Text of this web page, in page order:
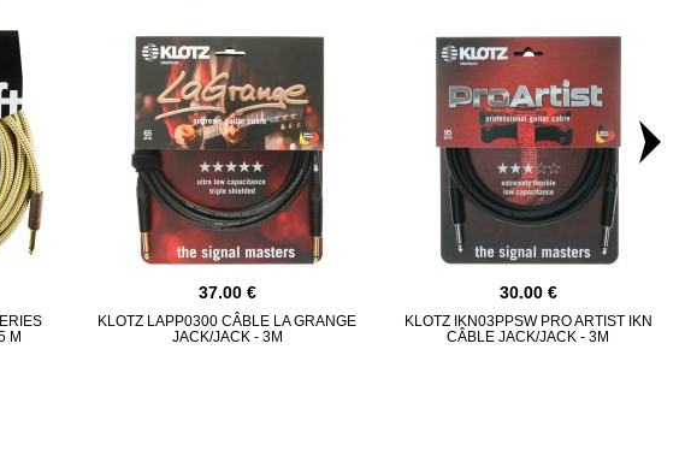
M
37.00
KLOTZ LAPP0300 CÂBLE LA GRANGE
JACK/JACK - 3M
30.00
KLOTZ IKN03PPSW PRO ARTIST IKN
CÂBLE JACK/JACK - 3M